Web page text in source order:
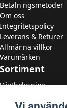
Betalningsmetoder
Om oss
Integritetspolicy
Leverans & Returer
Allmänna villkor
Varumärken
Sortiment
Växtbelysning
LED Paneler